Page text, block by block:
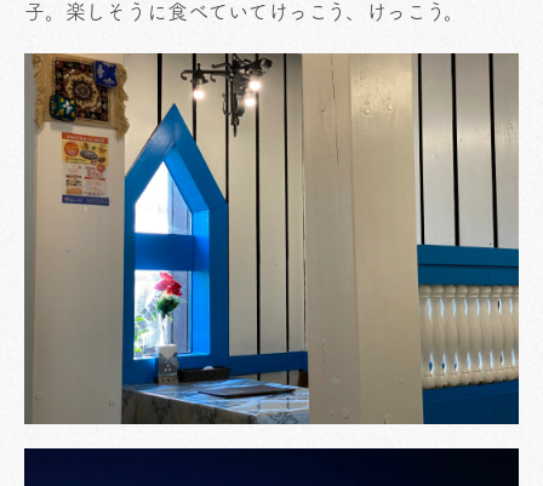
子。楽しそうに食べていてけっこう、けっこう。